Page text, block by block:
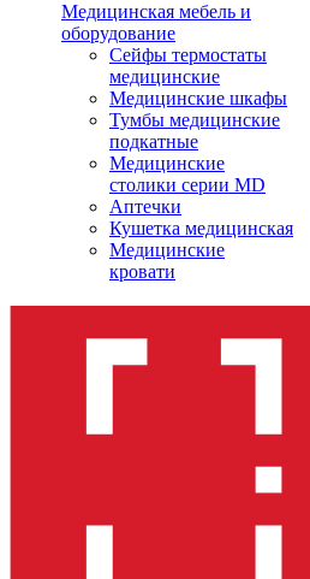
Медицинская мебель и
оборудование
Сейфы термостаты
медицинские
Медицинские шкафы
Тумбы медицинские
подкатные
Медицинские
столики серии MD
Аптечки
Кушетка медицинская
Медицинские
кровати